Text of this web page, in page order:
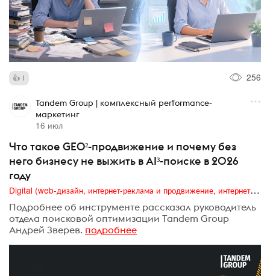
1 256
Tandem Group | комплексный performance-
маркетинг
16 июл
Что такое GEO²-продвижение и почему без
него бизнесу не выжить в AI³-поиске в 2026
году
Digital (web-дизайн, интернет-реклама и продвижение, интернет-сообщества и блоги, интернет-коммуникации, мобильный маркетинг, реклама на цифровых экранах)
Подробнее об инструменте рассказал руководитель
отдела поисковой оптимизации Tandem Group
Андрей Зверев. подробнее